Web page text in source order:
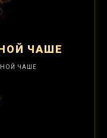
ЧАШЕ
ЧАШЕ